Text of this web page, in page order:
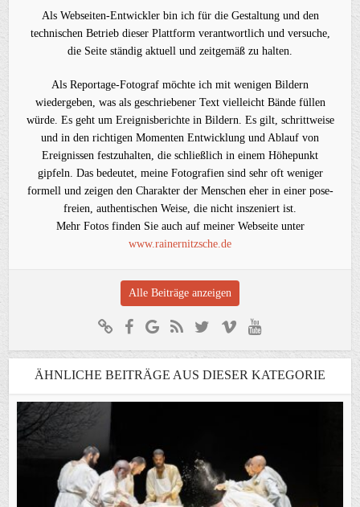
Als Webseiten-Entwickler bin ich für die Gestaltung und den
technischen Betrieb dieser Plattform verantwortlich und versuche,
die Seite ständig aktuell und zeitgemäß zu halten.
Als Reportage-Fotograf möchte ich mit wenigen Bildern
wiedergeben, was als geschriebener Text vielleicht Bände füllen
würde. Es geht um Ereignisberichte in Bildern. Es gilt, schrittweise
und in den richtigen Momenten Entwicklung und Ablauf von
Ereignissen festzuhalten, die schließlich in einem Höhepunkt
gipfeln. Das bedeutet, meine Fotografien sind sehr oft weniger
formell und zeigen den Charakter der Menschen eher in einer pose-
freien, authentischen Weise, die nicht inszeniert ist.
Mehr Fotos finden Sie auch auf meiner Webseite unter
www.rainernitzsche.de
Alle Beiträge anzeigen
ÄHNLICHE BEITRÄGE AUS DIESER KATEGORIE